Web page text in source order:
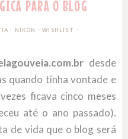
PARA O BLOG
∙ NIKON ∙WISHLIST
desde
quando tinha vontade e
ficava cinco meses
até o ano passado).
de vida que o blog será